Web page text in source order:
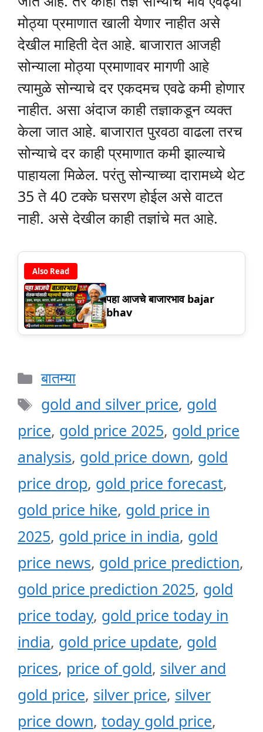
मोठ्या प्रमाणात खाली येणार नाहीत असे
देखील माहिती देत आहे. बाजारात आजही
सोन्याला मोठ्या प्रमाणावर मागणी आहे
त्यामुळे सोन्याचे दर एकदमच एवढे कमी होणार
नाहीत. असा अंदाज काही तज्ञाकडून व्यक्त
केला जात आहे. बाजारात पुरवठा वाढला तरच
सोन्याचे दर काही प्रमाणात कमी झाल्याचे
पाहायला मिळेल. परंतु सोन्याच्या दारामध्ये थेट
35 ते 40 टक्के घसरण होईल असे वाटत
नाही. असे देखील काही तज्ञांचे मत आहे.
Also Read
पहा आजचे बाजारभाव bajar
bhav
Categories
बातम्या
Tags
gold and silver price, gold
price, gold price 2025, gold price
analysis, gold price down, gold
price drop, gold price forecast,
gold price hike, gold price in
2025, gold price in india, gold
price news, gold price prediction,
gold price prediction 2025, gold
price today, gold price today in
india, gold price update, gold
prices, price of gold, silver and
gold price, silver price, silver
price down, today gold price,